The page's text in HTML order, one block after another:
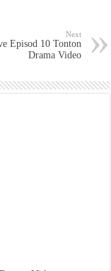
Next
Episod 10 Tonton
Drama Video